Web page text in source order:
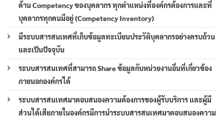
ด้าน Competency ของบุคลากร ทุกตำแหน่งที่องค์กรต้องการและที่
บุคลากรทุกคนมีอยู่ (Competency Inventory)
มีระบบสารสนเทศที่เก็บข้อมูลทะเบียนประวัติบุคลากรอย่างครบถ้วน
และเป็นปัจจุบัน
ระบบสารสนเทศที่สามารถ Share ข้อมูลกับหน่วยงานอื่นที่เกี่ยวข้อง
ภายนอกองค์กรได้
ระบบสารสนเทศมาตอบสนองความต้องการของผู้รับบริการ และผู้มี
ส่วนได้เสียภายในองค์กรมีการนำระบบสารสนเทศมาตอบสนองความ